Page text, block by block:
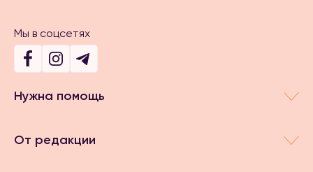
Мы в соцсетях
Нужна помощь
От редакции